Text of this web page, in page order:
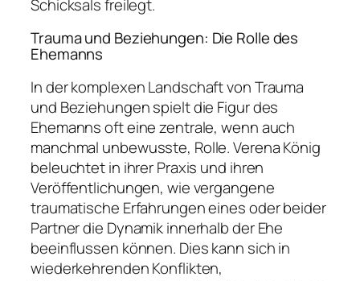
Schicksals freilegt.
Trauma und Beziehungen: Die Rolle des
Ehemanns
In der komplexen Landschaft von Trauma
und Beziehungen spielt die Figur des
Ehemanns oft eine zentrale, wenn auch
manchmal unbewusste, Rolle. Verena König
beleuchtet in ihrer Praxis und ihren
Veröffentlichungen, wie vergangene
traumatische Erfahrungen eines oder beider
Partner die Dynamik innerhalb der Ehe
beeinflussen können. Dies kann sich in
wiederkehrenden Konflikten,